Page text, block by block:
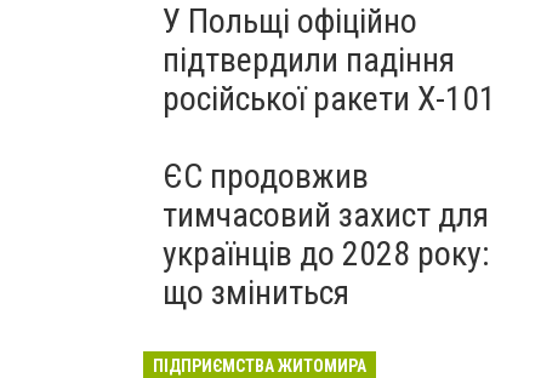
У Польщі офіційно
підтвердили падіння
російської ракети Х-101
ЄС продовжив
тимчасовий захист для
українців до 2028 року:
що зміниться
ПІДПРИЄМСТВА ЖИТОМИРА